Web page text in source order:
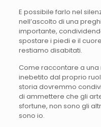
E possibile farlo nel
nell’ascolto di una
importante,
spostare i piedi e il
restiamo disabitati.
Come raccontare a
inebetito dal proprio
storia dovremmo
di ammettere che gli
sfortune, non sono gli
sono io.